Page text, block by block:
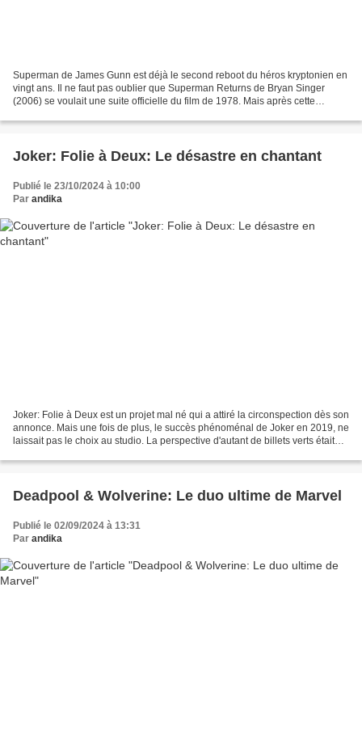
Superman de James Gunn est déjà le second reboot du héros kryptonien en
vingt ans. Il ne faut pas oublier que Superman Returns de Bryan Singer
(2006) se voulait une suite officielle du film de 1978. Mais après cette
Joker: Folie à Deux: Le désastre en chantant
Publié le 23/10/2024 à 10:00
Par andika
Joker: Folie à Deux est un projet mal né qui a attiré la circonspection dès son
annonce. Mais une fois de plus, le succès phénoménal de Joker en 2019, ne
laissait pas le choix au studio. La perspective d'autant de billets verts était
Deadpool & Wolverine: Le duo ultime de Marvel
Publié le 02/09/2024 à 13:31
Par andika